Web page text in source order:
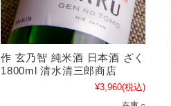
作 玄乃智 純米酒 日本酒 ざく
1800ml 清水清三郎商店
¥3,960(税込)